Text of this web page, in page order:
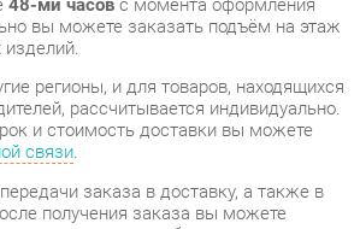
и стоимость доставки вы можете
связи.
заказа в доставку, а также в
получения заказа вы можете
решение об отказе от покупки.
упаковку, готовые комплекты
приёме - мы заменим поврежденную
товара -бесплатна.